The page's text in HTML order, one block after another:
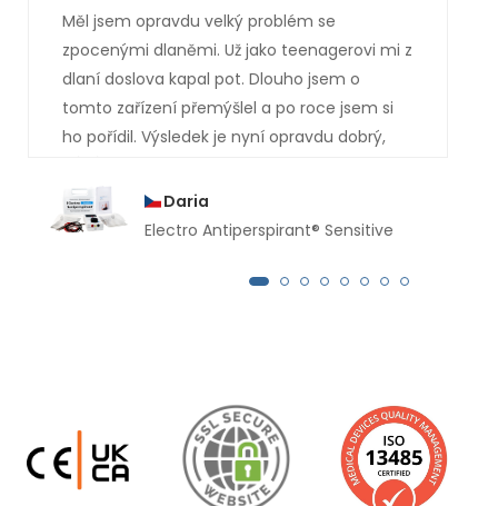
Měl jsem opravdu velký problém se
zpocenými dlaněmi. Už jako teenagerovi mi z
dlaní doslova kapal pot. Dlouho jsem o
tomto zařízení přemýšlel a po roce jsem si
ho pořídil. Výsledek je nyní opravdu dobrý,
několik měsíců mi z rukou neukápla ani
kapka potu.
Daria
Electro Antiperspirant® Sensitive